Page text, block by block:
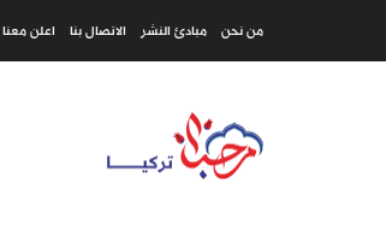
من نحن مبادئ النشر الاتصال بنا اعلن معنا